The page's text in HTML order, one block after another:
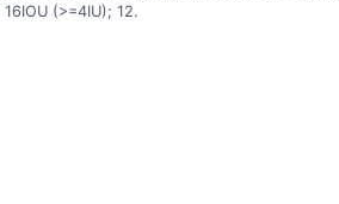
(>=4IU); 12.